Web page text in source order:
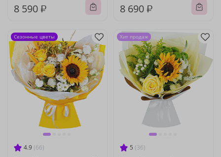
8 590 ₽ 8 690 ₽
4.9 (66)
Сезонные цветы
5 (36)
Хит продаж